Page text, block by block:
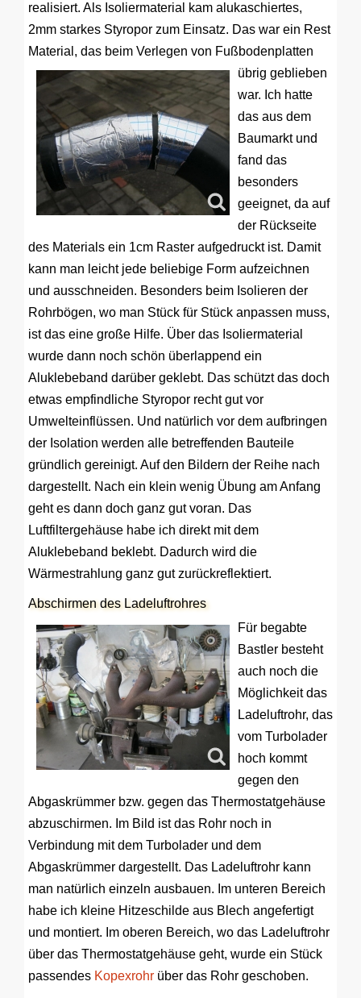
realisiert. Als Isoliermaterial kam alukaschiertes,
2mm starkes Styropor zum Einsatz. Das war ein Rest
Material, das beim Verlegen von Fußbodenplatten
übrig geblieben
war. Ich hatte
das aus dem
Baumarkt und
fand das
besonders
geeignet, da auf
der Rückseite
des Materials ein 1cm Raster aufgedruckt ist. Damit
kann man leicht jede beliebige Form aufzeichnen
und ausschneiden. Besonders beim Isolieren der
Rohrbögen, wo man Stück für Stück anpassen muss,
ist das eine große Hilfe. Über das Isoliermaterial
wurde dann noch schön überlappend ein
Aluklebeband darüber geklebt. Das schützt das doch
etwas empfindliche Styropor recht gut vor
Umwelteinflüssen. Und natürlich vor dem aufbringen
der Isolation werden alle betreffenden Bauteile
gründlich gereinigt. Auf den Bildern der Reihe nach
dargestellt. Nach ein klein wenig Übung am Anfang
geht es dann doch ganz gut voran. Das
Luftfiltergehäuse habe ich direkt mit dem
Aluklebeband beklebt. Dadurch wird die
Wärmestrahlung ganz gut zurückreflektiert.
Abschirmen des Ladeluftrohres
Für begabte
Bastler besteht
auch noch die
Möglichkeit das
Ladeluftrohr, das
vom Turbolader
hoch kommt
gegen den
Abgaskrümmer bzw. gegen das Thermostatgehäuse
abzuschirmen. Im Bild ist das Rohr noch in
Verbindung mit dem Turbolader und dem
Abgaskrümmer dargestellt. Das Ladeluftrohr kann
man natürlich einzeln ausbauen. Im unteren Bereich
habe ich kleine Hitzeschilde aus Blech angefertigt
und montiert. Im oberen Bereich, wo das Ladeluftrohr
über das Thermostatgehäuse geht, wurde ein Stück
passendes Kopexrohr über das Rohr geschoben.